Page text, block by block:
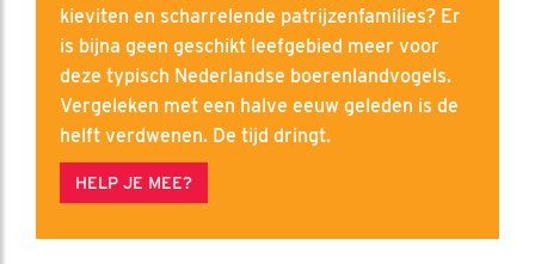
kieviten en scharrelende patrijzenfamilies? Er
is bijna geen geschikt leefgebied meer voor
deze typisch Nederlandse boerenlandvogels.
Vergeleken met een halve eeuw geleden is de
helft verdwenen. De tijd dringt.
HELP JE MEE?